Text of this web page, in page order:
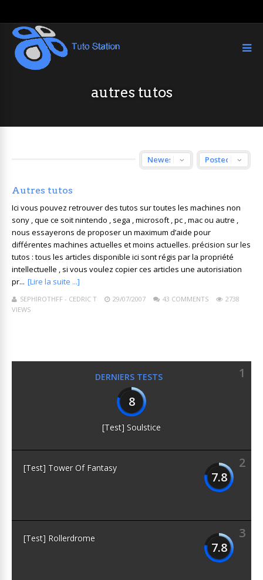
autres tutos
Autres tutos
Ici vous pouvez retrouver des tutos sur toutes les machines non
sony , que ce soit nintendo , sega , microsoft , pc , mac ou autre ,
nous essayerons de proposer un maximum d’aide pour
différentes machines actuelles et moins actuelles. précision sur les
tutos : tous les articles disponible ici sont régis par la propriété
intellectuelle , si vous voulez copier ces articles une autorisiation
pr... [Lire la suite ...]
SEPHIROTHFF - CEDRIC T 29/07/2007 43 COMMENTS
2738
VIEWS
DERNIERS TESTS
1
8
[Test] Soulstice
2
7.8
[Test] Tower Of Fantasy
3
7.8
[Test] Rollerdrome